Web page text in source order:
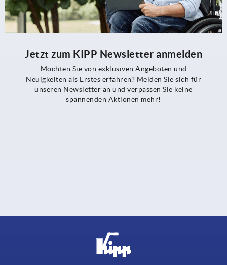
Jetzt zum KIPP Newsletter anmelden
Möchten Sie von exklusiven Angeboten und
Neuigkeiten als Erstes erfahren? Melden Sie sich für
unseren Newsletter an und verpassen Sie keine
spannenden Aktionen mehr!